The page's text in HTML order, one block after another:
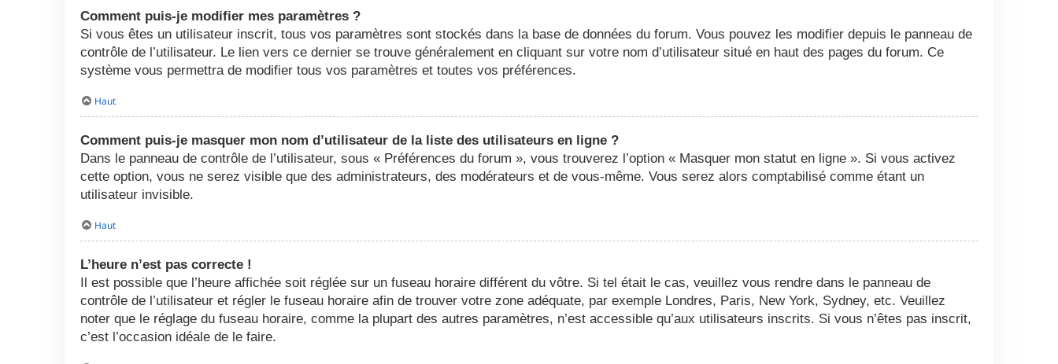
Comment puis-je modifier mes paramètres ?
Si vous êtes un utilisateur inscrit, tous vos paramètres sont stockés dans la base de données du forum. Vous pouvez les modifier depuis le panneau de
contrôle de l’utilisateur. Le lien vers ce dernier se trouve généralement en cliquant sur votre nom d’utilisateur situé en haut des pages du forum. Ce
système vous permettra de modifier tous vos paramètres et toutes vos préférences.
Haut
Comment puis-je masquer mon nom d’utilisateur de la liste des utilisateurs en ligne ?
Dans le panneau de contrôle de l’utilisateur, sous « Préférences du forum », vous trouverez l’option « Masquer mon statut en ligne ». Si vous activez
cette option, vous ne serez visible que des administrateurs, des modérateurs et de vous-même. Vous serez alors comptabilisé comme étant un
utilisateur invisible.
Haut
L’heure n’est pas correcte !
Il est possible que l’heure affichée soit réglée sur un fuseau horaire différent du vôtre. Si tel était le cas, veuillez vous rendre dans le panneau de
contrôle de l’utilisateur et régler le fuseau horaire afin de trouver votre zone adéquate, par exemple Londres, Paris, New York, Sydney, etc. Veuillez
noter que le réglage du fuseau horaire, comme la plupart des autres paramètres, n’est accessible qu’aux utilisateurs inscrits. Si vous n’êtes pas inscrit,
c’est l’occasion idéale de le faire.